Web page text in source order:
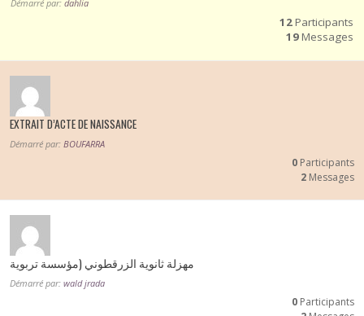
Démarré par:dahlia
12Participants
19Messages
EXTRAIT D’ACTE DE NAISSANCE
Démarré par: BOUFARRA
0 Participants
2 Messages
مهزلة ثانوية الزرقطوني (مؤسسة تربوية
Démarré par: wald jrada
0 Participants